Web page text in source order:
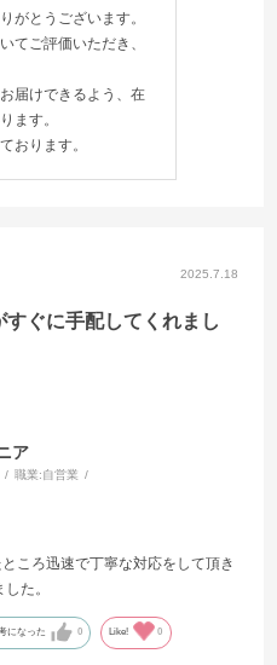
がとうございます。
てご評価いただき、
届けできるよう、在
ます。
おります。
2025.7.18
ぐに手配してくれまし
ア
職業:自営業
ころ迅速で丁寧な対応をして頂き
た。
になった 0 Like! 0